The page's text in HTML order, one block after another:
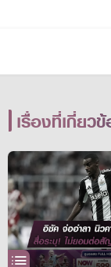
เรื่องที่เกี่ยว